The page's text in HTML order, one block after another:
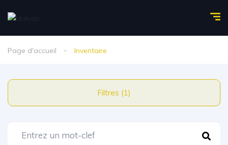
Page d'accueil Inventaire
Filtres (1)